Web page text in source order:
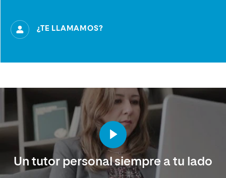
¿TE LLAMAMOS?
Un tutor personal siempre a tu lado